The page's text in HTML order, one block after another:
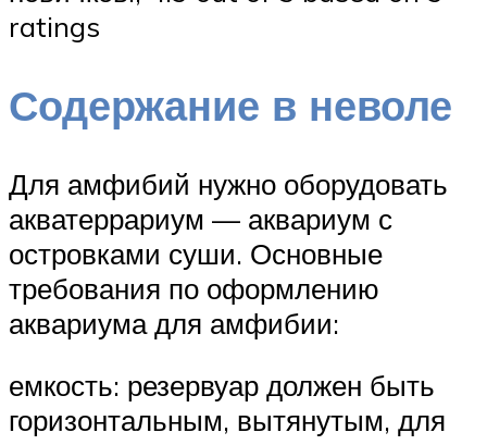
ratings
Содержание в неволе
Для амфибий нужно оборудовать
акватеррариум — аквариум с
островками суши. Основные
требования по оформлению
аквариума для амфибии:
емкость: резервуар должен быть
горизонтальным, вытянутым, для